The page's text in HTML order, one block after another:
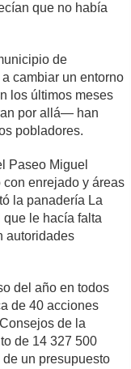
que no había
de
cambiar un entorno
los últimos meses
por allá— han
pobladores.
Paseo Miguel
enrejado y áreas
la panadería La
le hacía falta
autoridades
del año en todos
de 40 acciones
de la
de 14 327 500
un presupuesto